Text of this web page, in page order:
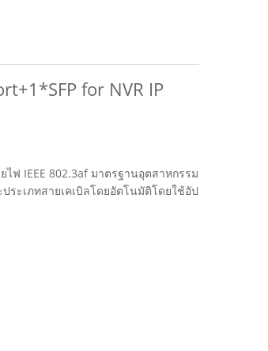
for NVR IP
ไฟ IEEE 802.3af มาตรฐานอุตสาหกรรม
ะเภทสายเคเบิลโดยอัตโนมัติโดยใช้อัป